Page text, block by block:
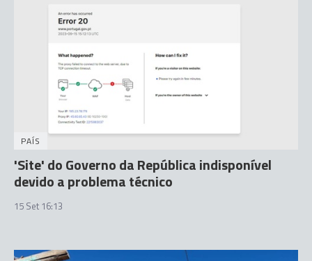
PAÍS
'Site' do Governo da República indisponível
devido a problema técnico
15 Set 16:13